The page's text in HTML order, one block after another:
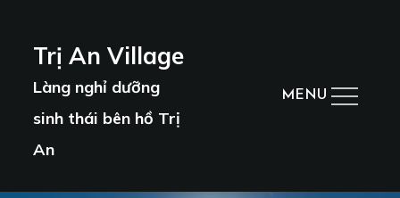
content
Trị An Village
Làng nghỉ dưỡng
sinh thái bên hồ Trị
An
MENU